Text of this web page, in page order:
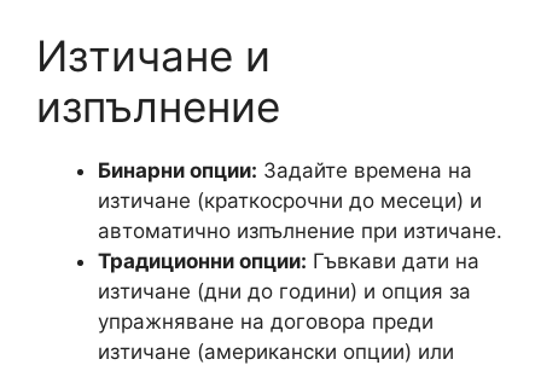
Изтичане и
изпълнение
Бинарни опции: Задайте времена на
изтичане (краткосрочни до месеци) и
автоматично изпълнение при изтичане.
Традиционни опции: Гъвкави дати на
изтичане (дни до години) и опция за
упражняване на договора преди
изтичане (американски опции) или